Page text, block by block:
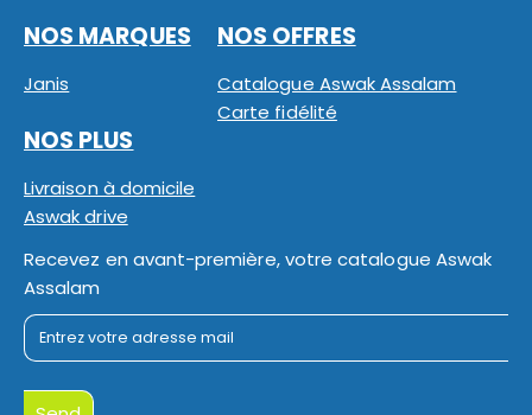
NOS MARQUES
Janis
NOS OFFRES
Catalogue Aswak Assalam
Carte fidélité
NOS PLUS
Livraison à domicile
Aswak drive
Recevez en avant-première, votre catalogue Aswak
Assalam